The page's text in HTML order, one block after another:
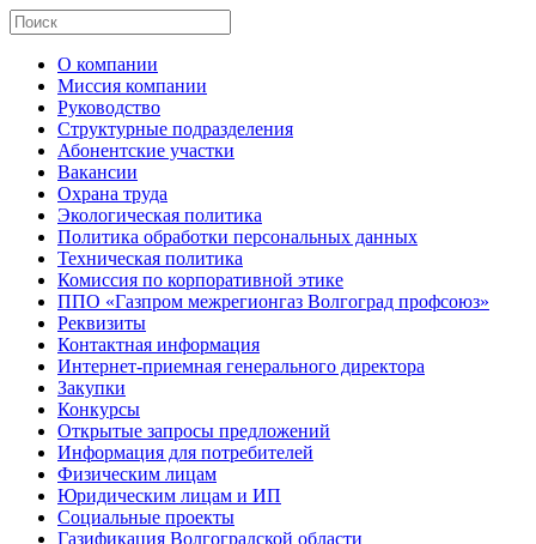
О компании
Миссия компании
Руководство
Структурные подразделения
Абонентские участки
Вакансии
Охрана труда
Экологическая политика
Политика обработки персональных данных
Техническая политика
Комиссия по корпоративной этике
ППО «Газпром межрегионгаз Волгоград профсоюз»
Реквизиты
Контактная информация
Интернет-приемная генерального директора
Закупки
Конкурсы
Открытые запросы предложений
Информация для потребителей
Физическим лицам
Юридическим лицам и ИП
Социальные проекты
Газификация Волгоградской области